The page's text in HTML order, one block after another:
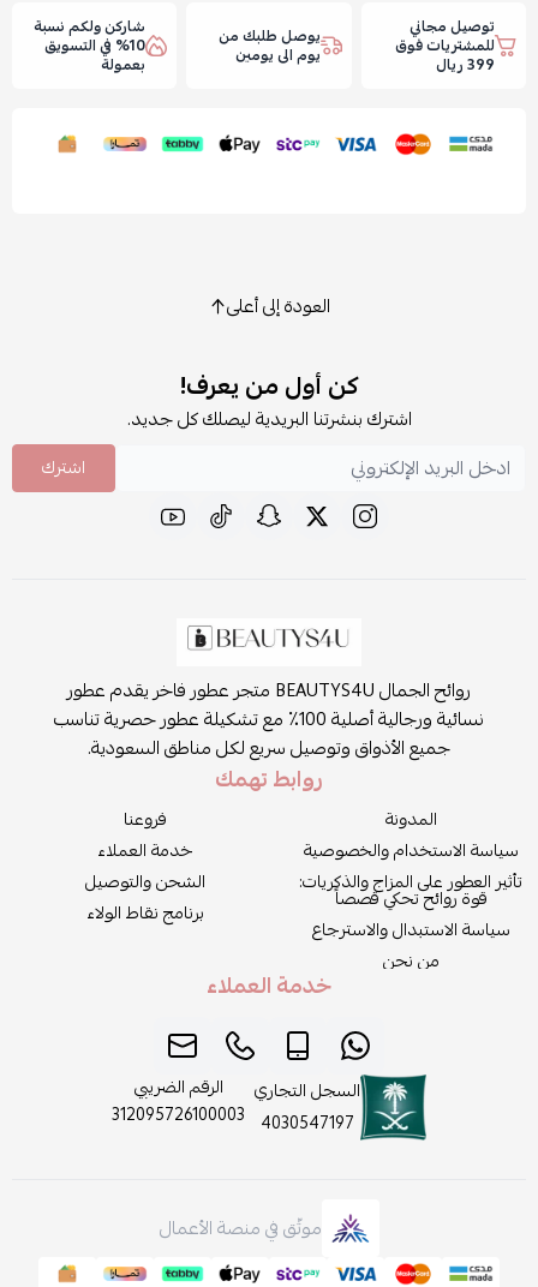
توصيل مجاني
للمشتريات فوق
399 ريال
يوصل طلبك من
يوم الى يومين
شاركن ولكم نسبة
10% في التسويق
بعمولة
العودة إلى أعلى
كن أول من يعرف!
اشترك بنشرتنا البريدية ليصلك كل جديد.
اشترك
روائح الجمال BEAUTYS4U متجر عطور فاخر يقدم عطور
نسائية ورجالية أصلية 100٪ مع تشكيلة عطور حصرية تناسب
جميع الأذواق وتوصيل سريع لكل مناطق السعودية.
روابط تهمك
المدونة
سياسة الاستخدام والخصوصية
تأثير العطور على المزاج والذكريات:
قوة روائح تحكي قصصاً
سياسة الاستبدال والاسترجاع
من نحن
فروعنا
خدمة العملاء
الشحن والتوصيل
برنامج نقاط الولاء
خدمة العملاء
السجل التجاري
4030547197
الرقم الضريبي
312095726100003
موثّق في منصة الأعمال